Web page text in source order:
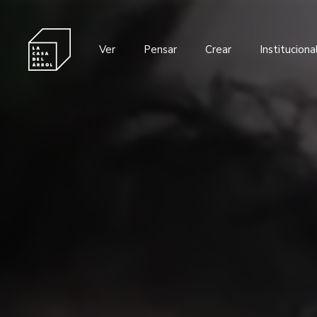
Ver Pensar Crear